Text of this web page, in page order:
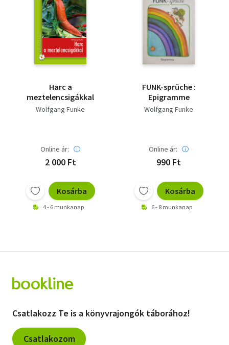
Harc a
meztelencsigákkal
Wolfgang Funke
Online ár:
2 000 Ft
Kosárba
4 - 6 munkanap
FUNK-sprüche :
Epigramme
Wolfgang Funke
Online ár:
990 Ft
Kosárba
6 - 8 munkanap
Csatlakozz Te is a könyvrajongók táborához!
Csatlakozom